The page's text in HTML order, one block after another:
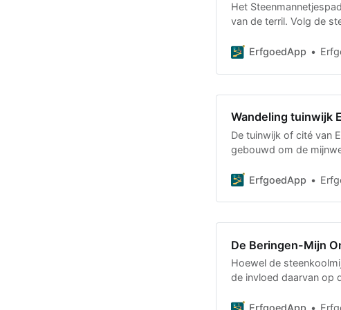
Het
van de terril. Volg de
ErfgoedApp
Wandeling tuinwijk
De tuinwijk of cité van
gebouwd om de
ErfgoedApp
De Beringen-Mijn
Hoewel de
de invloed daarvan op